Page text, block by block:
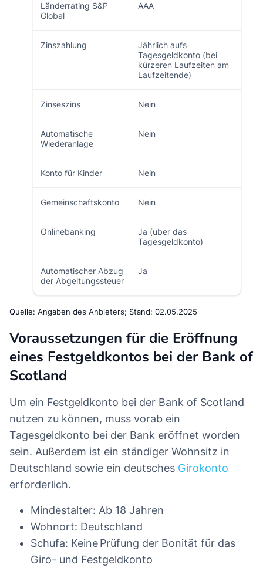
Länderrating S&P
Global
AAA
Zinszahlung
Jährlich aufs
Tagesgeldkonto (bei
kürzeren Laufzeiten am
Laufzeitende)
Zinseszins Nein
Automatische
Wiederanlage
Nein
Konto für Kinder Nein
Gemeinschaftskonto Nein
Onlinebanking
Ja (über das
Tagesgeldkonto)
Automatischer Abzug
der Abgeltungssteuer
Ja
Quelle: Angaben des Anbieters; Stand: 02.05.2025
Voraussetzungen für die Eröffnung
eines Festgeldkontos bei der Bank of
Scotland
Um ein Festgeldkonto bei der Bank of Scotland
nutzen zu können, muss vorab ein
Tagesgeldkonto bei der Bank eröffnet worden
sein. Außerdem ist ein ständiger Wohnsitz in
Deutschland sowie ein deutsches Girokonto
erforderlich.
Mindestalter: Ab 18 Jahren
Wohnort: Deutschland
Schufa: Keine Prüfung der Bonität für das
Giro- und Festgeldkonto